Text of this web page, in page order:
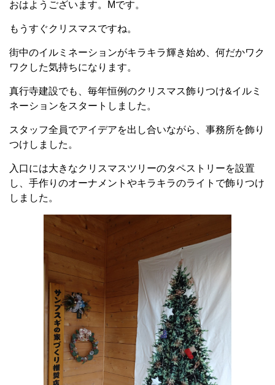
おはようございます。Mです。
もうすぐクリスマスですね。
街中のイルミネーションがキラキラ輝き始め、何だかワク
ワクした気持ちになります。
真行寺建設でも、毎年恒例のクリスマス飾りつけ&イルミ
ネーションをスタートしました。
スタッフ全員でアイデアを出し合いながら、事務所を飾り
つけしました。
入口には大きなクリスマスツリーのタペストリーを設置
し、手作りのオーナメントやキラキラのライトで飾りつけ
しました。